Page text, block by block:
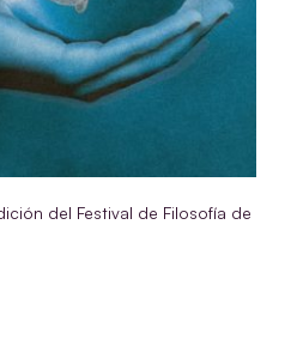
del Festival de Filosofía de